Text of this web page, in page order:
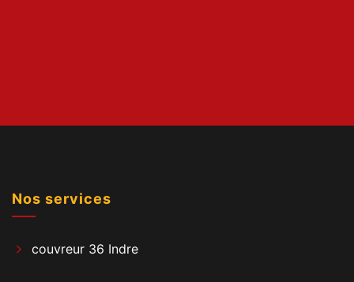
Nos services
couvreur 36 Indre